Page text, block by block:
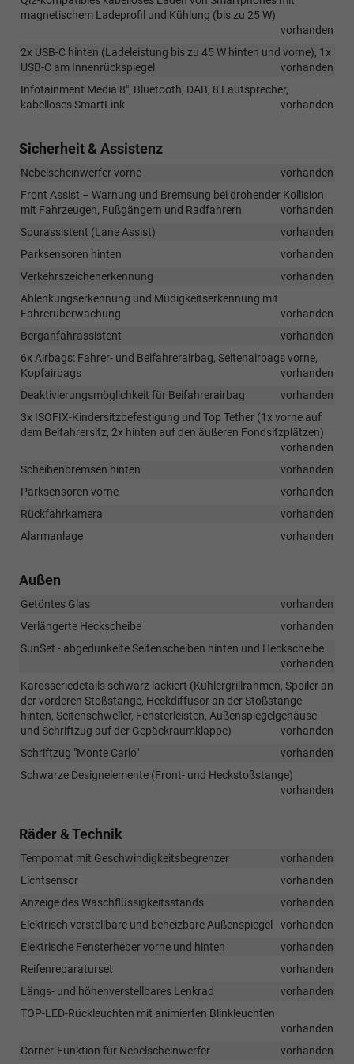
magnetischem Ladeprofil und Kühlung (bis zu 25 W)
vorhanden
2x USB-C hinten (Ladeleistung bis zu 45 W hinten und vorne), 1x
USB-C am Innenrückspiegel
vorhanden
Infotainment Media 8", Bluetooth, DAB, 8 Lautsprecher,
kabelloses SmartLink
vorhanden
Sicherheit & Assistenz
Nebelscheinwerfer vorne
vorhanden
Front Assist – Warnung und Bremsung bei drohender Kollision
mit Fahrzeugen, Fußgängern und Radfahrern
vorhanden
Spurassistent (Lane Assist)
vorhanden
Parksensoren hinten
vorhanden
Verkehrszeichenerkennung
vorhanden
Ablenkungserkennung und Müdigkeitserkennung mit
Fahrerüberwachung
vorhanden
Berganfahrassistent
vorhanden
6x Airbags: Fahrer- und Beifahrerairbag, Seitenairbags vorne,
Kopfairbags
vorhanden
Deaktivierungsmöglichkeit für Beifahrerairbag
vorhanden
3x ISOFIX-Kindersitzbefestigung und Top Tether (1x vorne auf
dem Beifahrersitz, 2x hinten auf den äußeren Fondsitzplätzen)
vorhanden
Scheibenbremsen hinten
vorhanden
Parksensoren vorne
vorhanden
Rückfahrkamera
vorhanden
Alarmanlage
vorhanden
Außen
Getöntes Glas
vorhanden
Verlängerte Heckscheibe
vorhanden
SunSet - abgedunkelte Seitenscheiben hinten und Heckscheibe
vorhanden
Karosseriedetails schwarz lackiert (Kühlergrillrahmen, Spoiler an
der vorderen Stoßstange, Heckdiffusor an der Stoßstange
hinten, Seitenschweller, Fensterleisten, Außenspiegelgehäuse
und Schriftzug auf der Gepäckraumklappe)
vorhanden
Schriftzug "Monte Carlo"
vorhanden
Schwarze Designelemente (Front- und Heckstoßstange)
vorhanden
Räder & Technik
Tempomat mit Geschwindigkeitsbegrenzer
vorhanden
Lichtsensor
vorhanden
Anzeige des Waschflüssigkeitsstands
vorhanden
Elektrisch verstellbare und beheizbare Außenspiegel
vorhanden
Elektrische Fensterheber vorne und hinten
vorhanden
Reifenreparaturset
vorhanden
Längs- und höhenverstellbares Lenkrad
vorhanden
TOP-LED-Rückleuchten mit animierten Blinkleuchten
vorhanden
Corner-Funktion für Nebelscheinwerfer
vorhanden